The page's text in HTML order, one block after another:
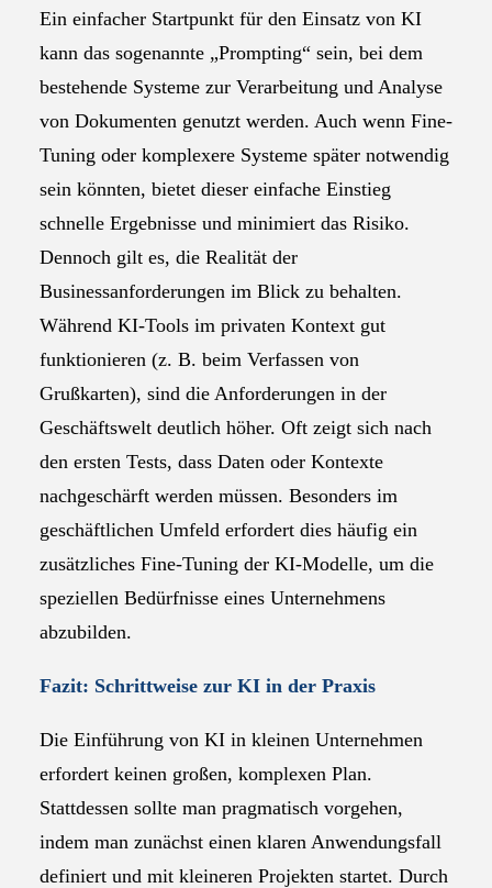
Ein einfacher Startpunkt für den Einsatz von KI
kann das sogenannte „Prompting“ sein, bei dem
bestehende Systeme zur Verarbeitung und Analyse
von Dokumenten genutzt werden. Auch wenn Fine-
Tuning oder komplexere Systeme später notwendig
sein könnten, bietet dieser einfache Einstieg
schnelle Ergebnisse und minimiert das Risiko.
Dennoch gilt es, die Realität der
Businessanforderungen im Blick zu behalten.
Während KI-Tools im privaten Kontext gut
funktionieren (z. B. beim Verfassen von
Grußkarten), sind die Anforderungen in der
Geschäftswelt deutlich höher. Oft zeigt sich nach
den ersten Tests, dass Daten oder Kontexte
nachgeschärft werden müssen. Besonders im
geschäftlichen Umfeld erfordert dies häufig ein
zusätzliches Fine-Tuning der KI-Modelle, um die
speziellen Bedürfnisse eines Unternehmens
abzubilden.
Fazit: Schrittweise zur KI in der Praxis
Die Einführung von KI in kleinen Unternehmen
erfordert keinen großen, komplexen Plan.
Stattdessen sollte man pragmatisch vorgehen,
indem man zunächst einen klaren Anwendungsfall
definiert und mit kleineren Projekten startet. Durch